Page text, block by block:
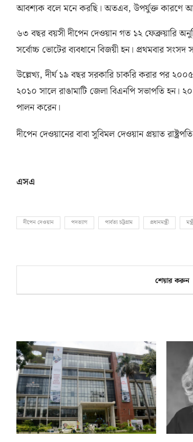
আবশ্যক বলে মনে করছি। অতএব,উপর্যুক্ত কারণে
৬৩ বছর বয়সী দীপেন দেওয়ান গত ১২ ফেব্রুয়ারি
সর্বোচ্চ ভোটের ব্যবধানে বিজয়ী হন। প্রথমবার সংসদ
উল্লেখ্য,দীর্ঘ ১৯ বছর সরকারি চাকরি করার পর
২০১০ সালে রাঙামাটি জেলা বিএনপি সভাপতি হন।
পালন করেন।
দীপেন দেওয়ানের বাবা সুবিমল দেওয়ান প্রয়াত
এসএ
দীপেন দেওয়ান পদত্যাগ পার্বত্য চট্টগ্রাম প্রধানমন্ত্রী
শেয়ার করুন